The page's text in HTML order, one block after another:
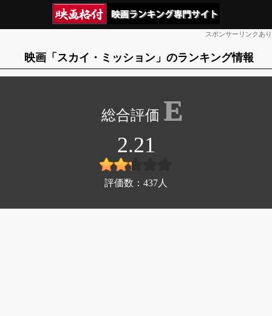
スポンサーリンクあり
映画「スカイ・ミッション」のランキング情報
E
2.21
評価数： 437 人